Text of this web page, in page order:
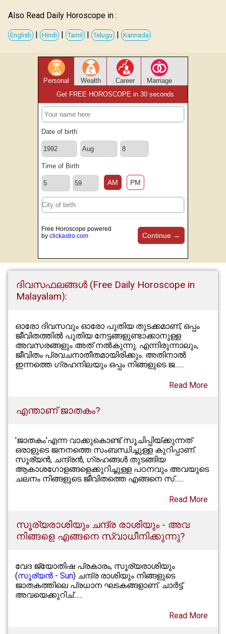
Also Read Daily Horoscope in :
English | Hindi | Tamil | Telugu | Kannada
Personal Wealth Career Marriage
Get FREE HOROSCOPE in 30 seconds
Date of birth
Time of Birth
AM PM
Free Horoscope powered
by clickastro.com Continue →
ദിവസഫലങ്ങൾ (Free Daily Horoscope in
Malayalam):
ഓരോ ദിവസവും ഓരോ പുതിയ തുടക്കമാണ്, ഒപ്പം
ജീവിതത്തിൽ പുതിയ നേട്ടങ്ങളുണ്ടാക്കാനുള്ള
അവസരങ്ങളും അത് നൽകുന്നു. എന്നിരുന്നാലും,
ജീവിതം പ്രവചനാതീതമായിരിക്കും. അതിനാൽ
ഇന്നത്തെ ഗ്രഹനിലയും ഒപ്പം നിങ്ങളുടെ ജ......
Read More
എന്താണ് ജാതകം?
'ജാതകം'എന്ന വാക്കുകൊണ്ട് സൂചിപ്പിയ്ക്കുന്നത്
ഒരാളുടെ ജനനത്തെ സംബന്ധിച്ചുള്ള കുറിപ്പാണ്.
സൂര്യൻ, ചന്ദ്രൻ, ഗ്രഹങ്ങൾ തുടങ്ങിയ
ആകാശഗോളങ്ങളെക്കുറിച്ചുള്ള പഠനവും അവയുടെ
ചലനം നിങ്ങളുടെ ജീവിതത്തെ എങ്ങനെ സ്......
Read More
സൂര്യരാശിയും ചന്ദ്ര രാശിയും - അവ
നിങ്ങളെ എങ്ങനെ സ്വാധീനിക്കുന്നു?
വേദ ജ്യോതിഷ പ്രകാരം, സൂര്യരാശിയും
(സൂര്യന്‍ - Sun) ചന്ദ്ര രാശിയും നിങ്ങളുടെ
ജാതകത്തിലെ പ്രധാന ഘടകങ്ങളാണ്. ചാർട്ട്
അവയെക്കുറിച്......
Read More